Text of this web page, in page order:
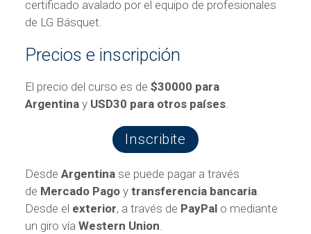
certificado avalado por el equipo de profesionales
de LG Básquet.
Precios e inscripción
El precio del curso es de $30000 para
Argentinay USD30 para otros países.
Inscribite
Desde Argentinase puede pagar a través
de Mercado Pagoy transferencia bancaria.
Desde el exterior, a través de PayPalo mediante
un giro vía Western Union.